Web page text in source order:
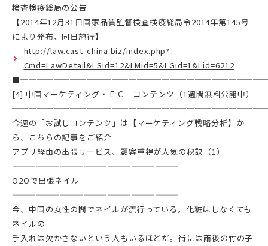
検査検疫総局の公告
【2014年12月31日国家品質監督検査検疫総局令2014年第145号
により発布、同日施行】
http://law.cast-china.biz/index.php?
Cmd=LawDetail&LSid=12&LMid=5&LGid=1&Lid=6212
[4] 中国マーケティング・ＥＣ コンテンツ（1週間無料公開中）
今週の「お試しコンテンツ」は【マーケティング戦略分析】か
ら、こちらの記事をご紹介
アプリ経由の出張サービス、顧客重視が人気の秘訣（1）
—————————————————————-
O2Oで出張ネイル
—————————————————————-
今、中国の女性の間でネイルが流行っている。化粧はしなくても
ネイルの
手入れは欠かさないという人もいるほどだ。街には雨後の竹の子